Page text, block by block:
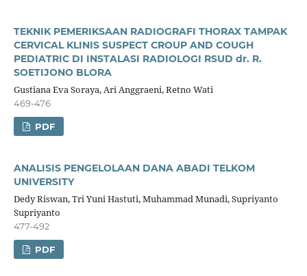
TEKNIK PEMERIKSAAN RADIOGRAFI THORAX TAMPAK
CERVICAL KLINIS SUSPECT CROUP AND COUGH
PEDIATRIC DI INSTALASI RADIOLOGI RSUD dr. R.
SOETIJONO BLORA
Gustiana Eva Soraya, Ari Anggraeni, Retno Wati
469-476
PDF
ANALISIS PENGELOLAAN DANA ABADI TELKOM
UNIVERSITY
Dedy Riswan, Tri Yuni Hastuti, Muhammad Munadi, Supriyanto
Supriyanto
477-492
PDF